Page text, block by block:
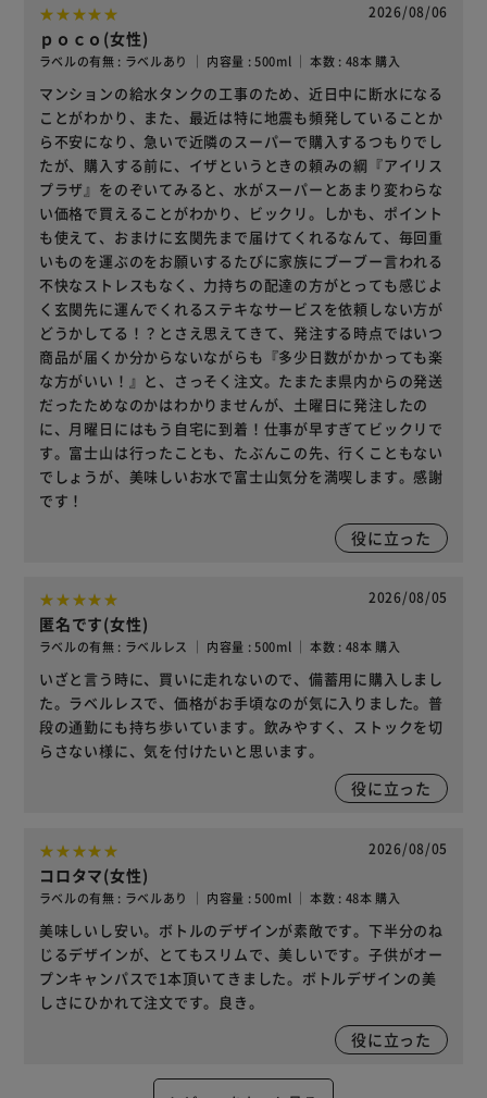
2026/08/06
ｐｏｃｏ(女性)
ラベルの有無 : ラベルあり ｜ 内容量 : 500ml ｜ 本数 : 48本 購入
マンションの給水タンクの工事のため、近日中に断水になる
ことがわかり、また、最近は特に地震も頻発していることか
ら不安になり、急いで近隣のスーパーで購入するつもりでし
たが、購入する前に、イザというときの頼みの綱『アイリス
プラザ』をのぞいてみると、水がスーパーとあまり変わらな
い価格で買えることがわかり、ビックリ。しかも、ポイント
も使えて、おまけに玄関先まで届けてくれるなんて、毎回重
いものを運ぶのをお願いするたびに家族にブーブー言われる
不快なストレスもなく、力持ちの配達の方がとっても感じよ
く玄関先に運んでくれるステキなサービスを依頼しない方が
どうかしてる！？とさえ思えてきて、発注する時点ではいつ
商品が届くか分からないながらも『多少日数がかかっても楽
な方がいい！』と、さっそく注文。たまたま県内からの発送
だったためなのかはわかりませんが、土曜日に発注したの
に、月曜日にはもう自宅に到着！仕事が早すぎてビックリで
す。富士山は行ったことも、たぶんこの先、行くこともない
でしょうが、美味しいお水で富士山気分を満喫します。感謝
です！
役に立った
2026/08/05
匿名です(女性)
ラベルの有無 : ラベルレス ｜ 内容量 : 500ml ｜ 本数 : 48本 購入
いざと言う時に、買いに走れないので、備蓄用に購入しまし
た。ラベルレスで、価格がお手頃なのが気に入りました。普
段の通勤にも持ち歩いています。飲みやすく、ストックを切
らさない様に、気を付けたいと思います。
役に立った
2026/08/05
コロタマ(女性)
ラベルの有無 : ラベルあり ｜ 内容量 : 500ml ｜ 本数 : 48本 購入
美味しいし安い。ボトルのデザインが素敵です。下半分のね
じるデザインが、とてもスリムで、美しいです。子供がオー
プンキャンパスで1本頂いてきました。ボトルデザインの美
しさにひかれて注文です。良き。
役に立った